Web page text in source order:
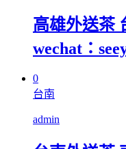
高雄外送茶
wechat：
0
台南
admin